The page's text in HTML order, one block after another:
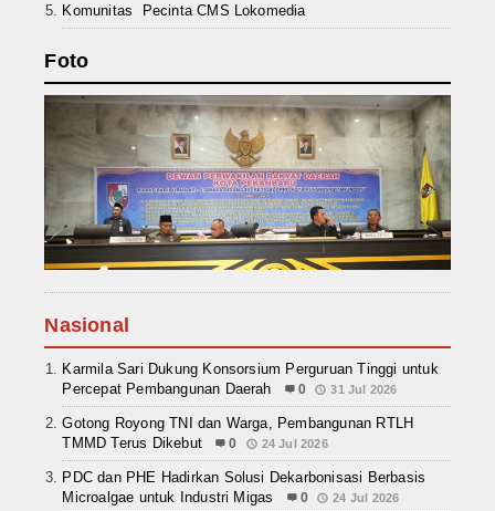
Komunitas Pecinta CMS Lokomedia
Foto
Nasional
Karmila Sari Dukung Konsorsium Perguruan Tinggi untuk
Percepat Pembangunan Daerah
0 31 Jul 2026
Gotong Royong TNI dan Warga, Pembangunan RTLH
TMMD Terus Dikebut
0 24 Jul 2026
PDC dan PHE Hadirkan Solusi Dekarbonisasi Berbasis
Microalgae untuk Industri Migas
0 24 Jul 2026